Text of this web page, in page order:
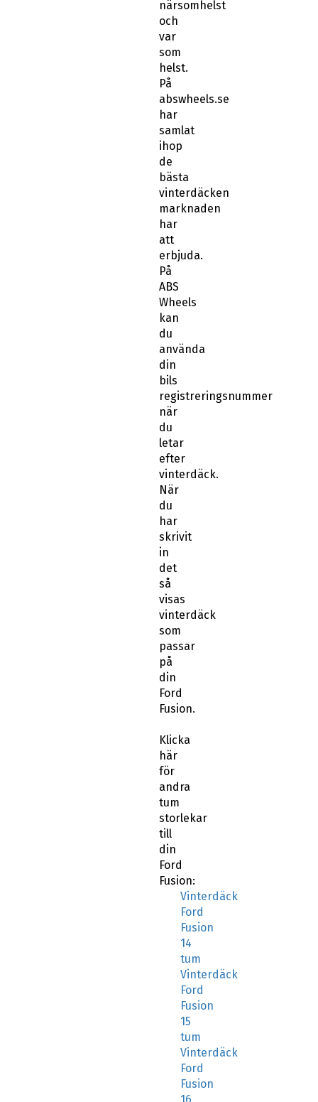
närsomhelst
och
var
som
helst.
På
abswheels.se
har
samlat
ihop
de
bästa
vinterdäcken
marknaden
har
att
erbjuda.
På
ABS
Wheels
kan
du
använda
din
bils
registreringsnummer
när
du
letar
efter
vinterdäck.
När
du
har
skrivit
in
det
så
visas
vinterdäck
som
passar
på
din
Ford
Fusion.
Klicka
här
för
andra
tum
storlekar
till
din
Ford
Fusion:
Vinterdäck
Ford
Fusion
14
tum
Vinterdäck
Ford
Fusion
15
tum
Vinterdäck
Ford
Fusion
16